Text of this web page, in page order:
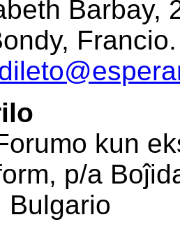
Barbay,
kun
p/a
Bulgario